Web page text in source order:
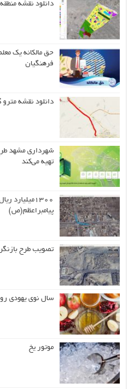
دانلود نقشه منطقه ۱۲ مشهد (الهیه) به تفکیک کاربریها
حق مالکانه یک
فرهنگیان
دانلود نقشه مترو
شهرداری مشهد
تهیه می‌کند
پیامبراعظم(ص)
تصویب طرح
سال نوی یهودی
موتور یخ